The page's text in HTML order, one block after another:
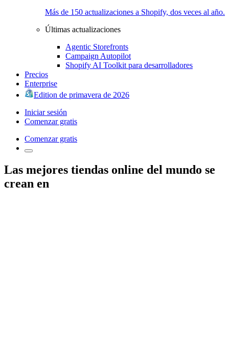
Más de 150 actualizaciones a Shopify, dos veces al año.
Últimas actualizaciones
Agentic Storefronts
Campaign Autopilot
Shopify AI Toolkit para desarrolladores
Precios
Enterprise
Edition de primavera de 2026
Iniciar sesión
Comenzar gratis
Comenzar gratis
Las mejores tiendas online del mundo se
crean en